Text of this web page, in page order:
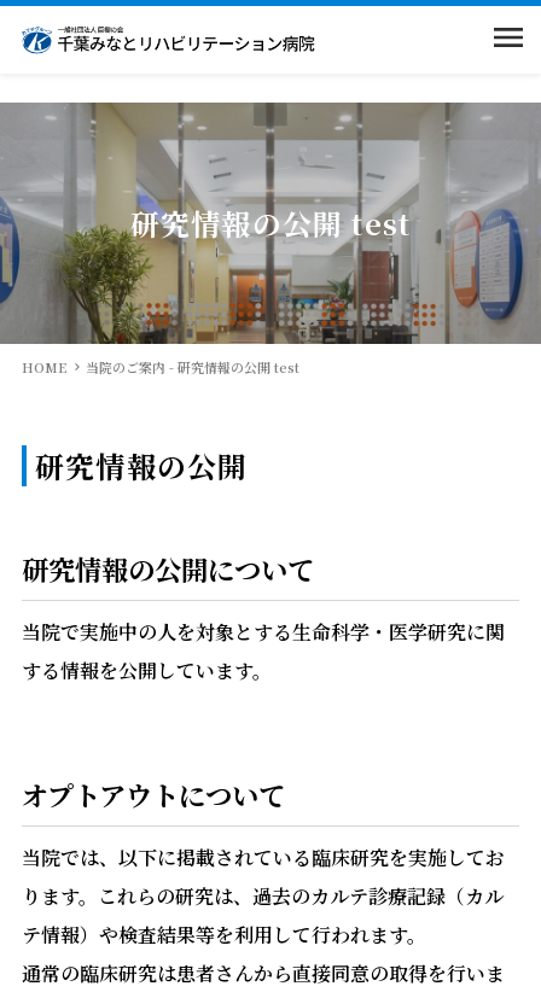
；
当院のご案内
院長挨拶
病院概要
回復期リハとは
広報物
実績紹介
館内案内
入院案内
入院のご案内
相談窓口
部門紹介
看護部
医療連携室
栄養科
リハビリテーション科
求人情報
研究情報の公開 test
HOME 当院のご案内 - 研究情報の公開 test
研究情報の公開
研究情報の公開について
当院で実施中の人を対象とする生命科学・医学研究に関
する情報を公開しています。
オプトアウトについて
当院では、以下に掲載されている臨床研究を実施してお
ります。これらの研究は、過去のカルテ診療記録（カル
テ情報）や検査結果等を利用して行われます。
通常の臨床研究は患者さんから直接同意の取得を行いま